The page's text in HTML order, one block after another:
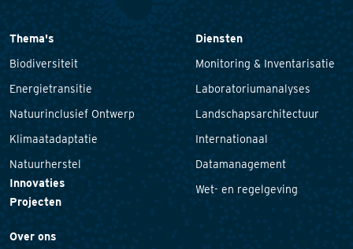
Thema's
Biodiversiteit
Energietransitie
Natuurinclusief Ontwerp
Klimaatadaptatie
Natuurherstel
Innovaties
Projecten
Diensten
Monitoring & Inventarisatie
Laboratoriumanalyses
Landschapsarchitectuur
Internationaal
Datamanagement
Wet- en regelgeving
Over ons